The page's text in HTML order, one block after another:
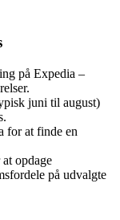
på Expedia –
juni til august)
for at finde en
opdage
på udvalgte